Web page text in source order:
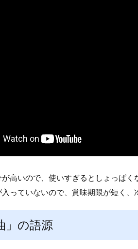
高いので、使いすぎるとしょっぱく
っていないので、賞味期限が短く、
」の語源